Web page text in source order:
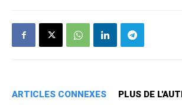
ARTICLES CONNEXES PLUS DE